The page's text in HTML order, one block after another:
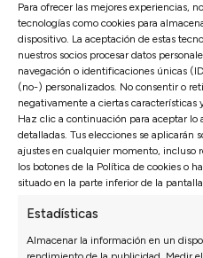
Para ofrecer las mejores experiencias,
tecnologías como cookies para
dispositivo. La aceptación de estas
nuestros socios procesar datos
navegación o identificaciones únicas
(no-) personalizados. No consentir o
negativamente a ciertas características
Haz clic a continuación para aceptar lo
detalladas. Tus elecciones se aplicarán
ajustes en cualquier momento,
los botones de la Política de cookies o
situado en la parte inferior de la
Estadísticas
Almacenar la información en un
Álvaro Murillo
CEO de Sofás Valencia
Soy Álvaro Murillo
CEO de Sofás Valencia.
experiencia en el sector
innovación y la
sofás. El objetivo
productos de altísima
accesibles para todo el
máximo confort y
clientes.